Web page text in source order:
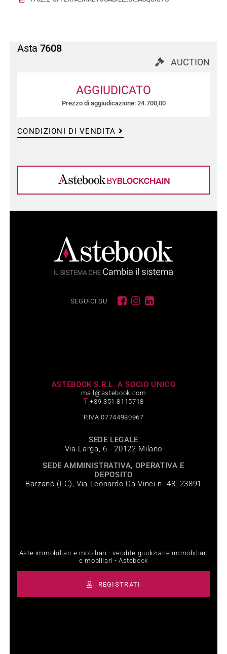
Asta 7608
AUCTION
AGGIUDICATO
Prezzo di aggiudicazione: 24.700,00
CONDIZIONI DI VENDITA
SEGUICI SU
ASTEBOOK S.R.L. A SOCIO UNICO
mail@astebook.com
T +39 351 8115718
P.IVA 07744980967
SEDE LEGALE
Via Larga, 6 - 20122 Milano
SEDE AMMINISTRATIVA, OPERATIVA E
DEPOSITO
Barzanò (LC), Via Leonardo Da Vinci n. 48, 23891
Aste immobiliari e mobiliari - vendite giudiziarie immobiliari
e mobiliari - Astebook
REGISTRATI